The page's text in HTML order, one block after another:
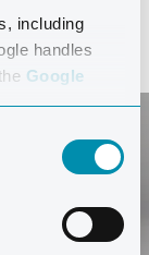
including
handles
Google